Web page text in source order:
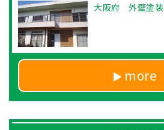
大阪府 外壁塗装
more